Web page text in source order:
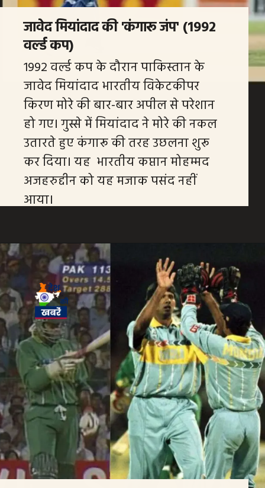
जावेद मियांदाद की 'कंगारू जंप' (1992
वर्ल्ड कप)
1992 वर्ल्ड कप के दौरान पाकिस्तान के
जावेद मियांदाद भारतीय विकेटकीपर
किरण मोरे की बार-बार अपील से परेशान
हो गए। गुस्से में मियांदाद ने मोरे की नकल
उतारते हुए कंगारू की तरह उछलना शुरू
कर दिया। यह भारतीय कप्तान मोहम्मद
अजहरुद्दीन को यह मजाक पसंद नहीं
आया।